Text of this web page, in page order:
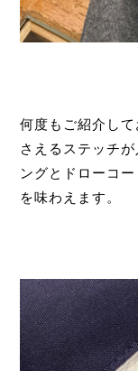
何度もご紹介し
さえるステッチ
ングとドローコ
を味わえます。